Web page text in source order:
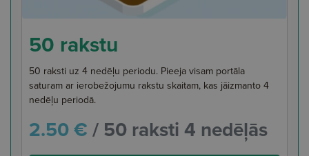
50 rakstu
50 raksti uz 4 nedēļu periodu. Pieeja visam portāla
saturam ar ierobežojumu rakstu skaitam, kas jāizmanto 4
nedēļu periodā.
2.50 €/ 50 raksti 4 nedēļās